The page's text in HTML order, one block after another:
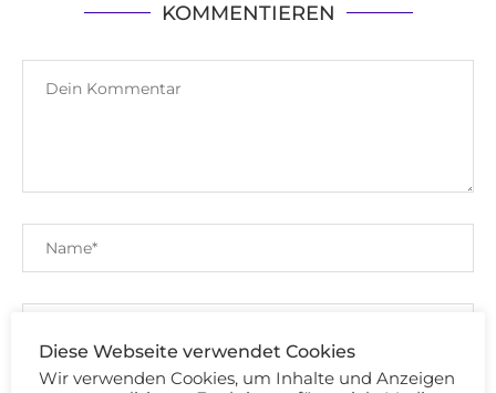
KOMMENTIEREN
Diese Webseite verwendet Cookies
Wir verwenden Cookies, um Inhalte und Anzeigen